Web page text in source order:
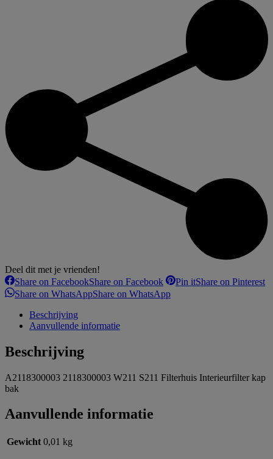
Deel dit met je vrienden!
Share on FacebookShare on Facebook Pin itShare on Pinterest
Share on WhatsAppShare on WhatsApp
Beschrijving
Aanvullende informatie
Beschrijving
A2118300003 2118300003 W211 S211 Filterhuis Interieurfilter kap
bak
Aanvullende informatie
Gewicht 0,01 kg